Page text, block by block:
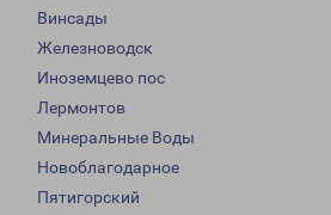
Винсады
Железноводск
Иноземцево пос
Лермонтов
Минеральные Воды
Новоблагодарное
Пятигорский